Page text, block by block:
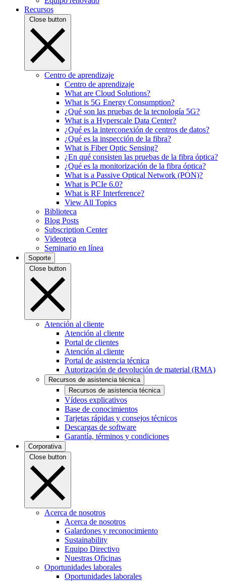
Recursos
Close button
Centro de aprendizaje
Centro de aprendizaje
What are Cloud Solutions?
What is 5G Energy Consumption?
¿Qué son las pruebas de la tecnología 5G?
What is a Hyperscale Data Center?
¿Qué es la interconexión de centros de datos?
¿Qué es la inspección de la fibra?
What is Fiber Optic Sensing?
¿En qué consisten las pruebas de la fibra óptica?
¿Qué es la monitorización de la fibra óptica?
What is a Passive Optical Network (PON)?
What is PCIe 6.0?
What is RF Interference?
View All Topics
Biblioteca
Blog Posts
Subscription Center
Videoteca
Seminario en línea
Soporte
Close button
Atención al cliente
Atención al cliente
Portal de clientes
Atención al cliente
Portal de asistencia técnica
Autorización de devolución de material (RMA)
Recursos de asistencia técnica
Recursos de asistencia técnica
Vídeos explicativos
Base de conocimientos
Tarjetas rápidas y consejos técnicos
Descargas de software
Garantía, términos y condiciones
Corporativa
Close button
Acerca de nosotros
Acerca de nosotros
Galardones y reconocimiento
Sustainability
Equipo Directivo
Nuestras Oficinas
Oportunidades laborales
Oportunidades laborales